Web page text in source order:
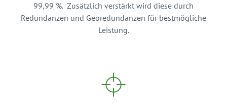
99,99 %. Zusätzlich verstärkt wird diese durch
Redundanzen und Georedundanzen für bestmögliche
Leistung.